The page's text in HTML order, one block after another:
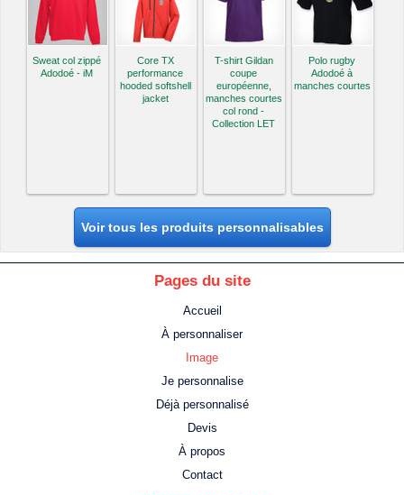
Sweat col zippé
Adodoé - iM
Core TX
performance
hooded softshell
jacket
T-shirt Gildan
coupe
européenne,
manches courtes
col rond -
Collection LET
Polo rugby
Adodoé à
manches courtes
Voir tous les produits personnalisables
Pages du site
Accueil
À personnaliser
Image
Je personnalise
Déjà personnalisé
Devis
À propos
Contact